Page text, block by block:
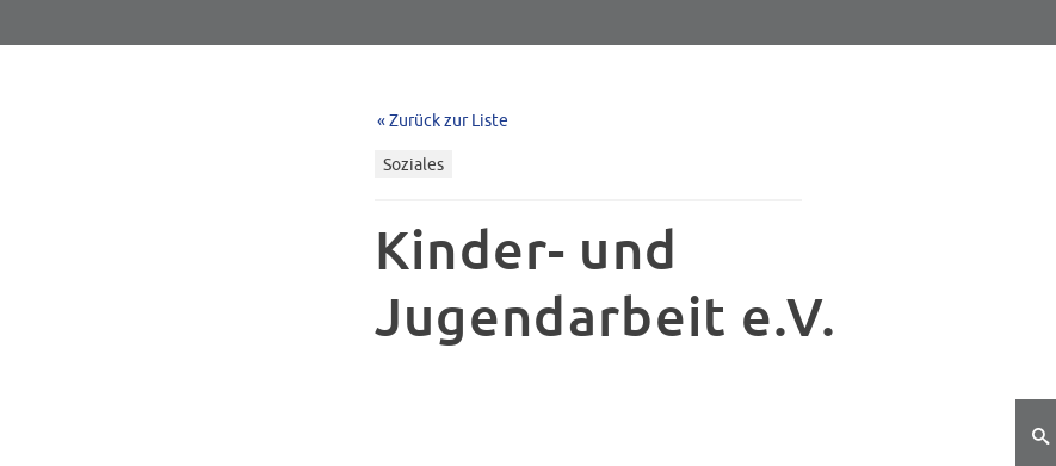
« Zurück zur Liste
Soziales
Kinder- und
Jugendarbeit e.V.